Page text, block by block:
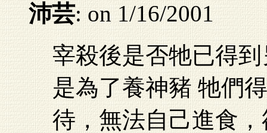
沛芸: on 1/16/2001
宰殺後是否牠已得
是為了養神豬 牠們
待，無法自己進食